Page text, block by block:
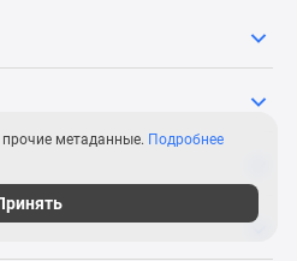
метаданные. Подробнее